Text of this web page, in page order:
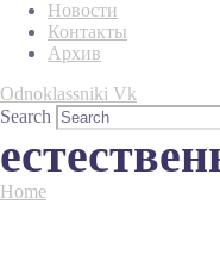
Новости
Контакты
Архив
Odnoklassniki Vk
Search
Home